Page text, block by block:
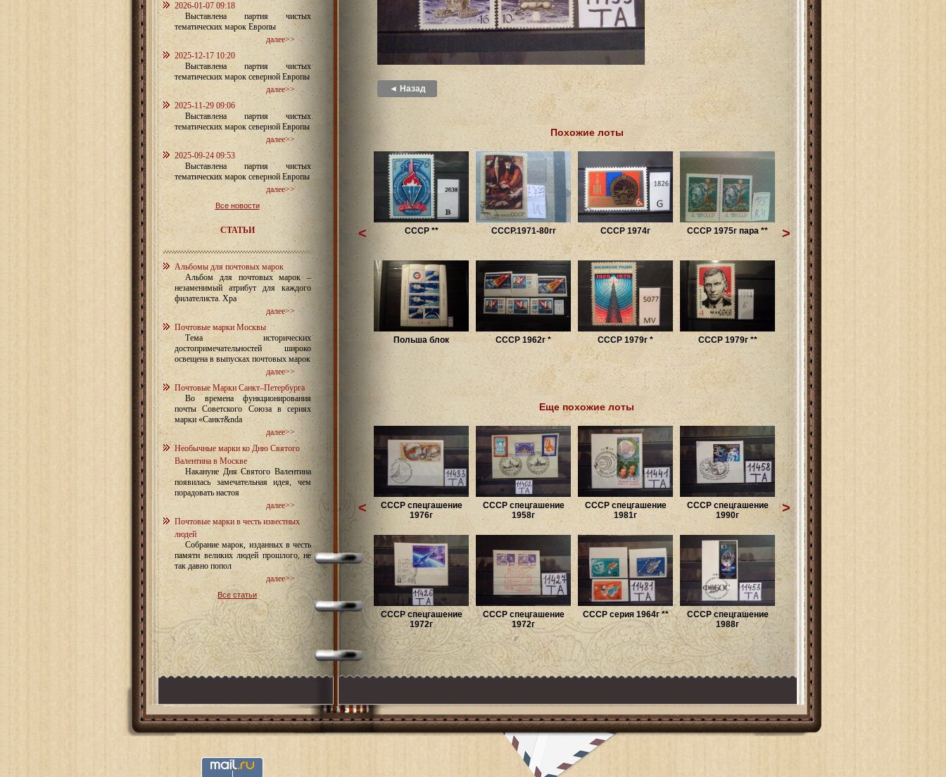
2026-01-07 09:18
Выставлена партия чистых
тематических марок Европы
далее>>
2025-12-17 10:20
Выставлена партия чистых
тематических марок северной Европы
далее>>
2025-11-29 09:06
Выставлена партия чистых
тематических марок северной Европы
далее>>
2025-09-24 09:53
Выставлена партия чистых
тематических марок северной Европы
далее>>
Все новости
СТАТЬИ
Альбомы для почтовых марок
Альбом для почтовых марок –
незаменимый атрибут для каждого
филателиста. Хра
далее>>
Почтовые марки Москвы
Тема исторических
достопримечательностей широко
освещена в выпусках почтовых марок
далее>>
Почтовые Марки Санкт–Петербурга
Во времена функционирования
почты Советского Союза в сериях
марки «Санкт&nda
далее>>
Необычные марки ко Дню Святого
Валентина в Москве
Накануне Дня Святого Валентина
появилась замечательная идея, чем
порадовать настоя
далее>>
Почтовые марки в честь известных
людей
Собрание марок, изданных в честь
памяти великих людей прошлого, не
так давно попол
далее>>
Все статьи
◄ Назад
Похожие лоты
СССР ** CCCР.1971-80гг СССР 1974г СССР 1975г пара **
Польша блок СССР 1962г * СССР 1979г * СССР 1979г **
< >
Еще похожие лоты
СССР спецгашение
1976г
СССР спецгашение
1958г
СССР спецгашение
1981г
СССР спецгашение
1990г
СССР спецгашение
1972г
СССР спецгашение
1972г
СССР серия 1964г **
СССР спецгашение
1988г
< >